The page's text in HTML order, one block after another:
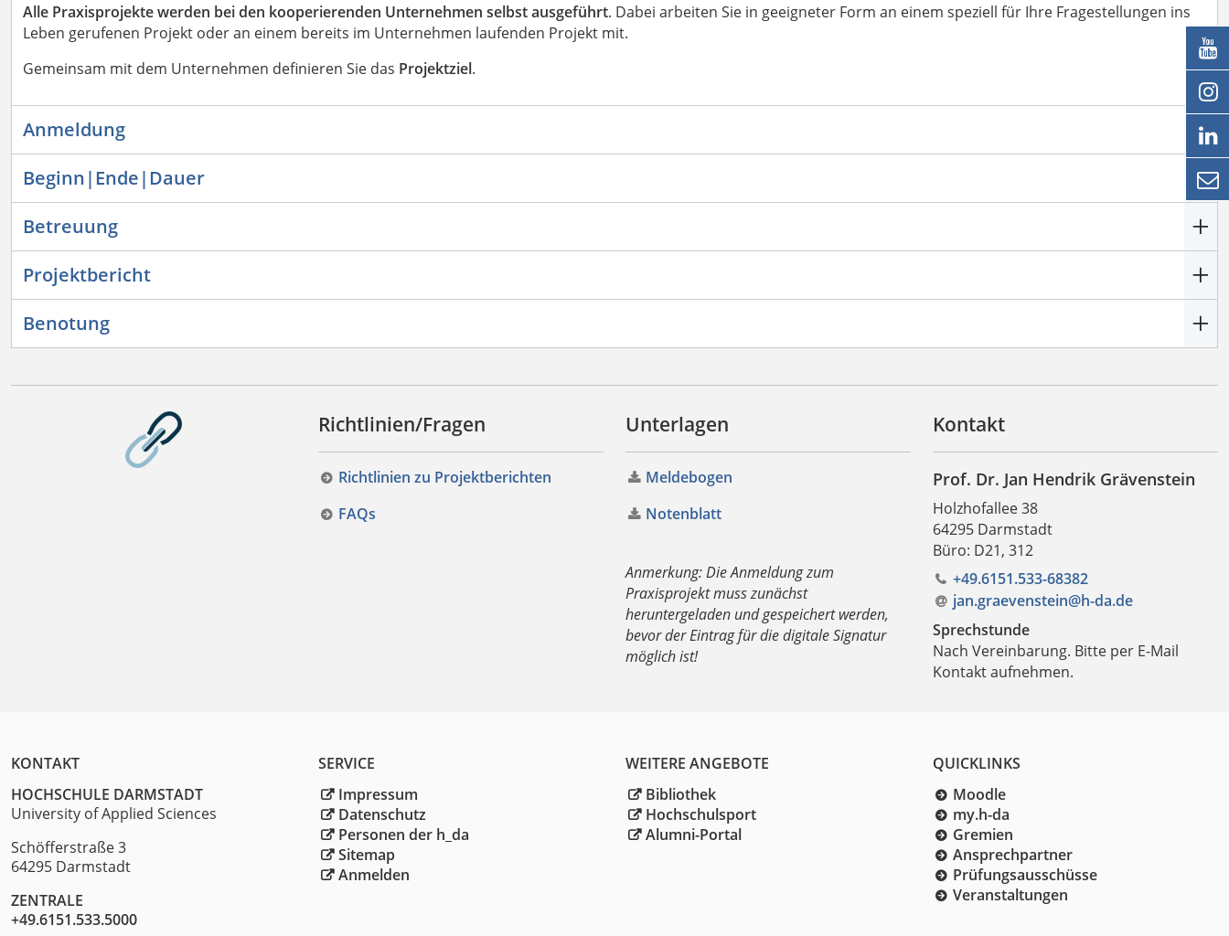
Alle Praxisprojekte werden bei den kooperierenden Unternehmen selbst ausgeführt. Dabei arbeiten Sie in geeigneter Form an einem speziell für Ihre Fragestellungen ins
Leben gerufenen Projekt oder an einem bereits im Unternehmen laufenden Projekt mit.
Gemeinsam mit dem Unternehmen definieren Sie das Projektziel.
Anmeldung
Beginn|Ende|Dauer
Betreuung
Projektbericht
Benotung
Richtlinien/Fragen
Richtlinien zu Projektberichten
FAQs
Unterlagen
Meldebogen
Notenblatt
Anmerkung: Die Anmeldung zum
Praxisprojekt muss zunächst
heruntergeladen und gespeichert werden,
bevor der Eintrag für die digitale Signatur
möglich ist!
Kontakt
Prof. Dr. Jan Hendrik Grävenstein
Holzhofallee 38
64295 Darmstadt
Büro: D21, 312
+49.6151.533-68382
jan.graevenstein@h-da.de
Sprechstunde
Nach Vereinbarung. Bitte per E-Mail
Kontakt aufnehmen.
KONTAKT
HOCHSCHULE DARMSTADT
University of Applied Sciences
Schöfferstraße 3
64295 Darmstadt
ZENTRALE
+49.6151.533.5000
SERVICE
Impressum
Datenschutz
Personen der h_da
Sitemap
Anmelden
WEITERE ANGEBOTE
Bibliothek
Hochschulsport
Alumni-Portal
QUICKLINKS
Moodle
my.h-da
Gremien
Ansprechpartner
Prüfungsausschüsse
Veranstaltungen



